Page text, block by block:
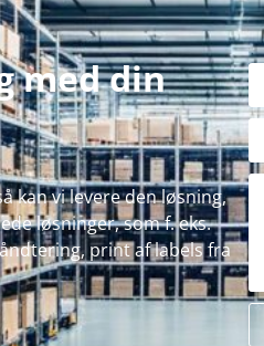
med din
kan vi levere den løsning,
løsninger, som f. eks.
print af labels fra